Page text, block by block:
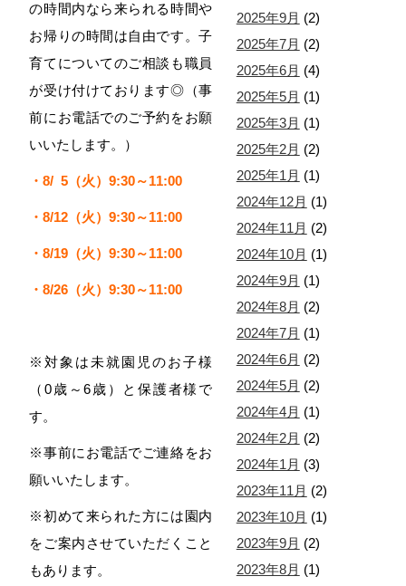
の時間内なら来られる時間や
お帰りの時間は自由です。子
育てについてのご相談も職員
が受け付けております◎ （事
前にお電話でのご予約をお願
いいたします。）
・8/ 5 （火）9:30～11:00
・8/12 （火）9:30～11:00
・8/19 （火）9:30～11:00
・8/26（火）9:30～11:00
※対象は未就園児のお子様
（0歳～6歳）と保護者様で
す。
※事前にお電話でご連絡をお
願いいたします。
※初めて来られた方には園内
をご案内させていただくこと
もあります。
2025年9月 (2)
2025年7月 (2)
2025年6月 (4)
2025年5月 (1)
2025年3月 (1)
2025年2月 (2)
2025年1月 (1)
2024年12月 (1)
2024年11月 (2)
2024年10月 (1)
2024年9月 (1)
2024年8月 (2)
2024年7月 (1)
2024年6月 (2)
2024年5月 (2)
2024年4月 (1)
2024年2月 (2)
2024年1月 (3)
2023年11月 (2)
2023年10月 (1)
2023年9月 (2)
2023年8月 (1)